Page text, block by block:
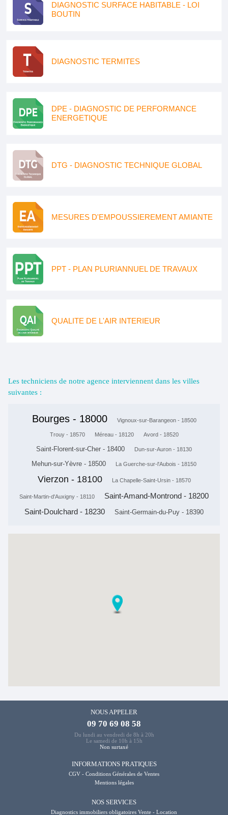
DIAGNOSTIC SURFACE HABITABLE - LOI
BOUTIN
DIAGNOSTIC TERMITES
DPE - DIAGNOSTIC DE PERFORMANCE
ENERGETIQUE
DTG - DIAGNOSTIC TECHNIQUE GLOBAL
MESURES D'EMPOUSSIEREMENT AMIANTE
PPT - PLAN PLURIANNUEL DE TRAVAUX
QUALITE DE L'AIR INTERIEUR
Les techniciens de notre agence interviennent dans les villes
suivantes :
Bourges - 18000 Vignoux-sur-Barangeon - 18500
Trouy - 18570 Méreau - 18120 Avord - 18520
Saint-Florent-sur-Cher - 18400 Dun-sur-Auron - 18130
Mehun-sur-Yèvre - 18500 La Guerche-sur-l'Aubois - 18150
Vierzon - 18100 La Chapelle-Saint-Ursin - 18570
Saint-Martin-d'Auxigny - 18110
Saint-Amand-Montrond - 18200
Saint-Doulchard - 18230
Saint-Germain-du-Puy - 18390
NOUS APPELER
09 70 69 08 58
Du lundi au vendredi de 8h à 20h
Le samedi de 10h à 15h
Non surtaxé
INFORMATIONS PRATIQUES
CGV - Conditions Générales de Ventes
Mentions légales
NOS SERVICES
Diagnostics immobiliers obligatoires Vente - Location